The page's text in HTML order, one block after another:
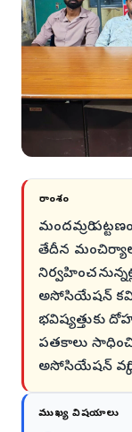
సారాంశం
మందమర్రి
తేదీన
అసోసియేషన్ కమిటీ
భవిష్యత్తుకు
పతకాలు సాధించిన
అసోసియేషన్
ముఖ్య విషయాలు